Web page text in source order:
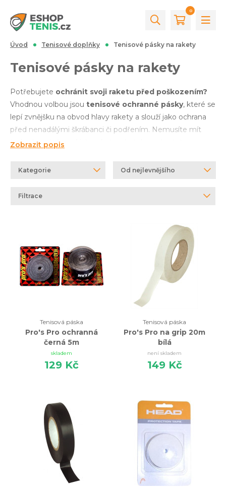
0
Úvod Tenisové doplňky Tenisové pásky na rakety
Tenisové pásky na rakety
Potřebujete ochránit svoji raketu před poškozením?
Vhodnou volbou jsou tenisové ochranné pásky, které se
lepí zvnějšku na obvod hlavy rakety a slouží jako ochrana
před nenadálými škrábanci či podřením. Nemusíte mít
tedy starost, že se Vaše raketa v batohu nebo tašce
požadavky v levém panelu s filtry. A pokud potřebujete
probereme Vaše preference a vybereme pro Vás vhodný
Zobrazit popis
Od nejlevnějšího
Kategorie
Filtrace
Tenisová páska
Pro's Pro ochranná
černá 5m
skladem
129 Kč
Tenisová páska
Pro's Pro na grip 20m
bílá
není skladem
149 Kč